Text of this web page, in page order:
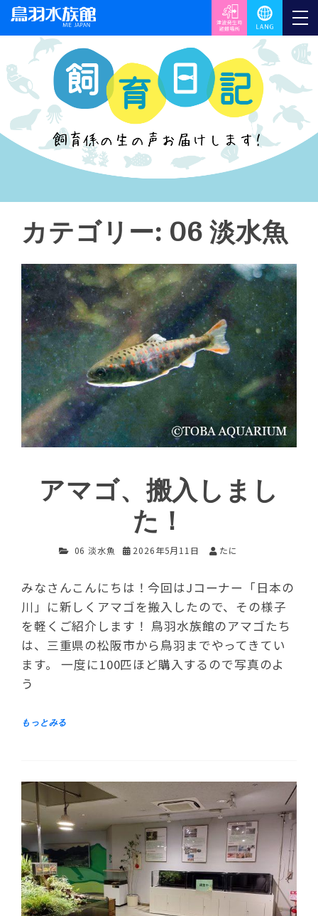
カテゴリー: 06 淡水魚
アマゴ、搬入しまし
た！
06 淡水魚 2026年5月11日 たに
みなさんこんにちは！今回はJコーナー「日本の
川」に新しくアマゴを搬入したので、その様子
を軽くご紹介します！ 鳥羽水族館のアマゴたち
は、三重県の松阪市から鳥羽までやってきてい
ます。 一度に100匹ほど購入するので写真のよ
う